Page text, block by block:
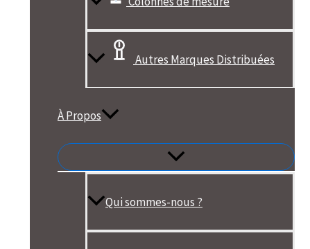
Autres Marques Distribuées
À Propos
Qui sommes-nous ?